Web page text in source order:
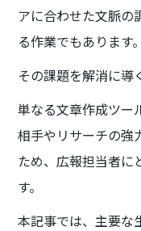
アに合わせた文脈の
る作業でもあります。
その課題を解消に導
単なる文章作成ツー
相手やリサーチの強
ため、広報担当者に
す。
本記事では、主要な